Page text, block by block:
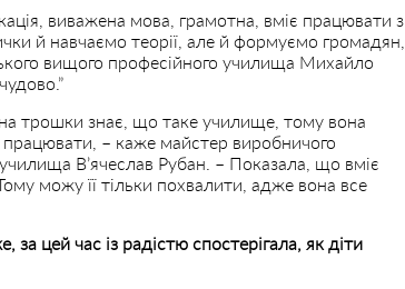
виважена мова, грамотна, вміє працювати з
й навчаємо теорії, але й формуємо громадян,
вищого професійного училища Михайло
трошки знає, що таке училище, тому вона
– каже майстер виробничого
В’ячеслав Рубан. – Показала, що вміє
можу її тільки похвалити, адже вона все
цей час із радістю спостерігала, як діти